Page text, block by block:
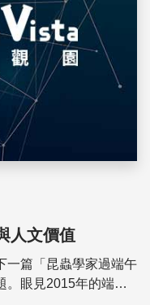
人文價值
一篇「昆蟲學家過端午
。眼見2015年的端午